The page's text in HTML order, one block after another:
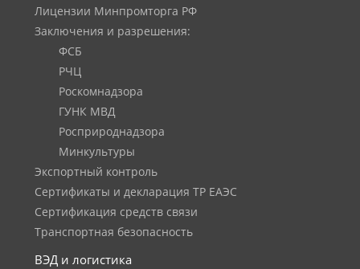
Лицензии Минпромторга РФ
Заключения и разрешения:
ФСБ
РЧЦ
Роскомнадзора
ГУНК МВД
Росприроднадзора
Минкультуры
Экспортный контроль
Сертификаты и декларация ТР ЕАЭС
Сертификация средств связи
Транспортная безопасность
ВЭД и логистика